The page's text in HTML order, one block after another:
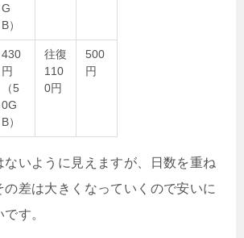
G
B）
430
円
（5
0G
B）
往復
110
0円
500
円
ないように見えますが、日数を重ね
の差は大きくなっていくので安いに
す。